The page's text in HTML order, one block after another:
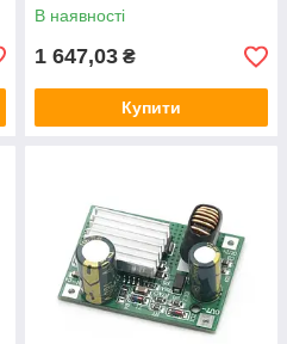
РК екран, CC/CV
В наявності
1 647,03 ₴
Купити